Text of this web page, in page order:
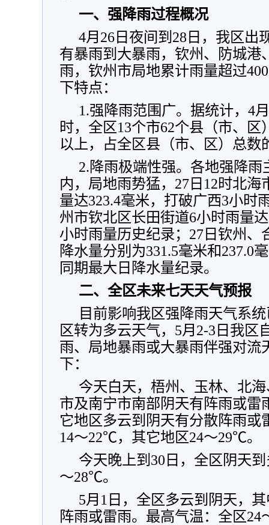
一、强降雨过程概况
4月26日夜间到28日，我区出
有暴雨到大暴雨，钦州、防城港
雨，钦州市局地累计雨量超过
下特点：
1.强降雨范围广。据统计，4
时，全区13个市62个县（市、区
以上，占全区县（市、区）总数
2.降雨极端性强。各地强降雨
内，局地雨势猛，27日12时北
量达323.4毫米，打破广西3小时
州市钦北区长田街道6小时雨量
小时雨量历史纪录；27日钦州、
降水量分别为331.5毫米和237.0
同期最大日降水量纪录。
二、全区未来七天天气预报
目前影响我区强降雨天气系
区转为多云天气，5月2-3日我区
雨、局地暴雨或大暴雨伴强对流
下：
今天白天，梧州、玉林、北
市及南宁市南部阴天有阵雨或雷
它地区多云到阴天有分散阵雨或
14～22℃，其它地区24～29℃。
今天晚上到30日，全区阴天
～28℃。
5月1日，全区多云到阴天，
阵雨或雷雨。最高气温：全区